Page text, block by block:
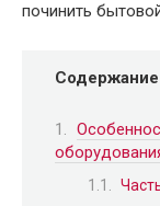
починить
Содержание